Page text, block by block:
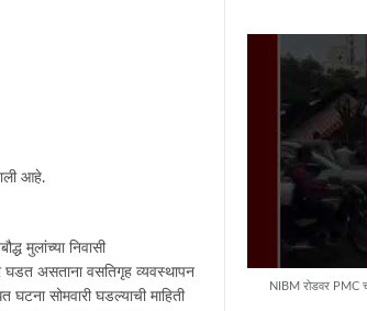
आहे.
मुलांच्या निवासी
घडत असताना वसतिगृह व्यवस्थापन
सोमवारी घडल्याची माहिती
NIBM रोडवर PMC